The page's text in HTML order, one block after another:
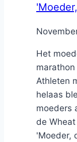
ByNicole
Het
Athleten
helaas
moeders
de
'Moeder,